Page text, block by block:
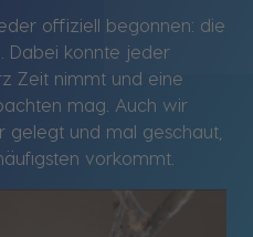
offiziell begonnen: die
Dabei konnte jeder
Zeit nimmt und eine
mag. Auch wir
gelegt und mal geschaut,
vorkommt.